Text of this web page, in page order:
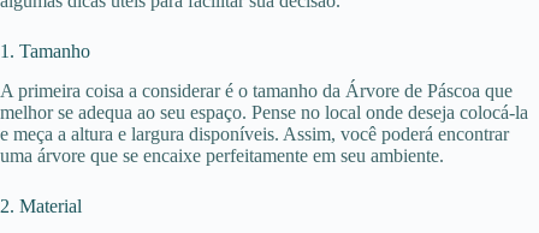
1. Tamanho
A primeira coisa a considerar é o tamanho da Árvore de Páscoa que
melhor se adequa ao seu espaço. Pense no local onde deseja colocá-la
e meça a altura e largura disponíveis. Assim, você poderá encontrar
uma árvore que se encaixe perfeitamente em seu ambiente.
2. Material